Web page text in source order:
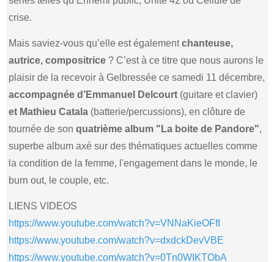
crise.
Mais saviez-vous qu’elle est égalementchanteuse,
autrice, compositrice ? C’est à ce titre que nous aurons le
plaisir de la recevoir à Gelbressée ce samedi 11 décembre,
accompagnée d’Emmanuel Delcourt (guitare et clavier)
et Mathieu Catala (batterie/percussions), en clôture de
tournée de sonquatrième album "La boite de Pandore",
superbe album axé sur des thématiques actuelles comme
la condition de la femme, l'engagement dans le monde, le
burn out, le couple, etc.
LIENS VIDEOS
https://www.youtube.com/watch?v=VNNaKieOFfI
https://www.youtube.com/watch?v=dxdckDevVBE
https://www.youtube.com/watch?v=0Tn0WIKTObA